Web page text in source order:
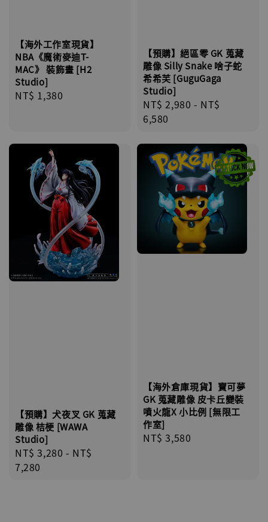
【海外工作室現貨】
NBA《魔術麥迪T-
MAC》 裝飾畫 [H2
Studio]
Regular
NT$ 1,380
【預購】絕區零 GK 蒐藏
雕像 Silly Snake 啥子蛇
希希芙 [GuguGaga
Studio]
Regular
price
NT$ 2,980 - NT$
6,580
【預購】犬夜叉 GK 蒐藏
雕像 桔梗 [WAWA
Studio]
Regular
price
NT$ 3,280 - NT$
7,280
【海外倉庫現貨】寶可夢
GK 蒐藏雕像 皮卡丘變裝
噴火龍X 小比例 [無限工
作室]
Regular
NT$ 3,580